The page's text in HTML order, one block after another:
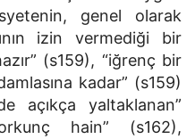
genel olarak
izin vermediği bir
(s159), “iğrenç bir
kadar” (s159)
açıkça yaltaklanan”
hain” (s162),